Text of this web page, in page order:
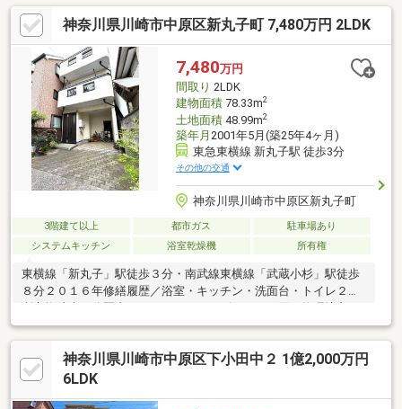
確保。また、風通しの良い二面採光の居室。・ＬＤは3面に窓を配
し、明るく開放感ある空間を演出します。・キッチン・浴室・洗
面室・お手洗いなど各種水回りには窓が設置されており換気良好
です・ビルトイン車庫・2016年に浴室交換、キッチン交換、洗面
台交換履歴あり私道：9.10m2のうち持分1/3、19.99m2のうち持分
1/3
神奈川県川崎市中原区新丸子町 7,480万円 2LDK
7,480万円
間取り 2LDK
建物面積78.33m2
土地面積48.99m2
築年月 2001年5月(築25年4ヶ月)
東急東横線 新丸子駅 徒歩3分
その他の交通
神奈川県川崎市中原区新丸子町
3階建て以上 都市ガス
駐車場あり
システムキッチン
浴室乾燥機 所有権
東横線「新丸子」駅徒歩３分・南武線東横線「武蔵小杉」駅徒歩
８分２０１６年修繕履歴／浴室・キッチン・洗面台・トイレ２か
好。
神奈川県川崎市中原区下小田中２ 1億2,000万円
6LDK